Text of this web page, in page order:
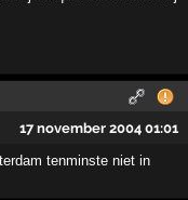
17 november 2004 01:01
tenminste niet in